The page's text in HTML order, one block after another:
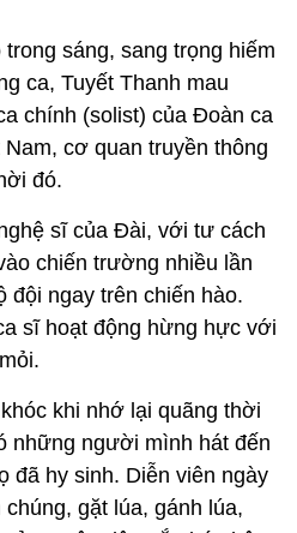
sáng, sang trọng hiếm
ca, Tuyết Thanh mau
chính (solist) của Đoàn ca
cơ quan truyền thông
đó.
sĩ của Đài, với tư cách
chiến trường nhiều lần
đội ngay trên chiến hào.
sĩ hoạt động hừng hực với
khi nhớ lại quãng thời
những người mình hát đến
đã hy sinh. Diễn viên ngày
gặt lúa, gánh lúa,